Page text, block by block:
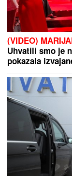
(VIDEO)
Uhvatili smo je
pokazala